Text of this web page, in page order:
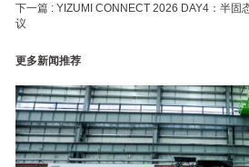
下一篇 : YIZUMI CONNECT 2026 DAY4：半固
议
更多新闻推荐